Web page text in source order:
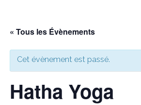
« Tous les Évènements
Cet évènement est passé.
Hatha Yoga